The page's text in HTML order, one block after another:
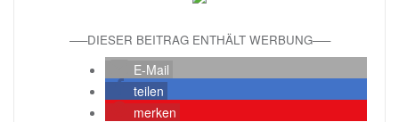
—–DIESER BEITRAG ENTHÄLT WERBUNG—–
E-Mail
teilen
merken